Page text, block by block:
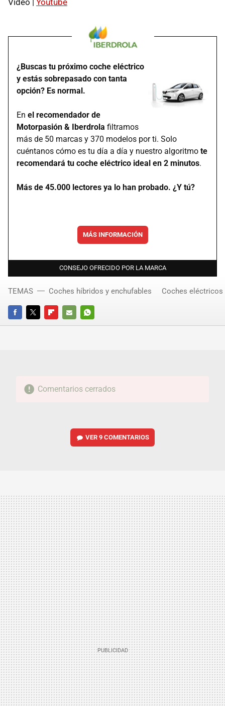
Vídeo | Youtube
¿Buscas tu próximo coche eléctrico
y estás sobrepasado con tanta
opción? Es normal.
En el recomendador de
Motorpasión & Iberdrola filtramos
más de 50 marcas y 370 modelos por ti. Solo
cuéntanos cómo es tu día a día y nuestro algoritmo te
recomendará tu coche eléctrico ideal en 2 minutos.
Más de 45.000 lectores ya lo han probado. ¿Y tú?
MÁS INFORMACIÓN
CONSEJO OFRECIDO POR LA MARCA
FACEBOOKTWITTERFLIPBOARD
E-
WHATSAPP
TEMAS Coches híbridos y enchufables Coches eléctricos
Comentarios cerrados
VER9 COMENTARIOS